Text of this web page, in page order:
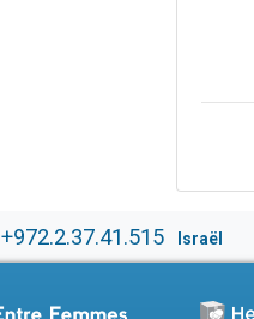
+972.2.37.41.515 Israël